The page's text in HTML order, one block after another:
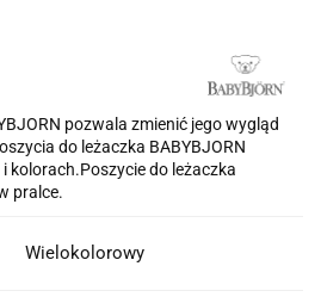
pozwala zmienić jego wygląd
do leżaczka BABYBJORN
kolorach.Poszycie do leżaczka
pralce.
Wielokolorowy